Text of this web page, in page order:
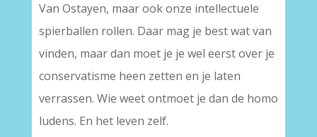
Van Ostayen, maar ook onze intellectuele
spierballen rollen. Daar mag je best wat van
vinden, maar dan moet je je wel eerst over je
conservatisme heen zetten en je laten
verrassen. Wie weet ontmoet je dan de homo
ludens. En het leven zelf.